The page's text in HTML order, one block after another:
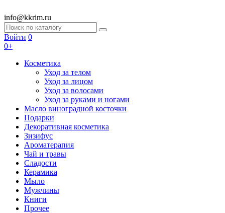
info@kkrim.ru
Войти 0
0+
Косметика
Уход за телом
Уход за лицом
Уход за волосами
Уход за руками и ногами
Масло виноградной косточки
Подарки
Декоративная косметика
Зизифус
Ароматерапия
Чай и травы
Сладости
Керамика
Мыло
Мужчины
Книги
Прочее